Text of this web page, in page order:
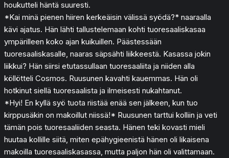
houkutteli häntä suuresti.
*Kai minä pienen hiiren kerkeäisin välissä syödä?* naaraalla
kävi ajatus. Hän lähti tallustelemaan kohti tuoresaaliskasaa
ympärilleen koko ajan kuikuillen. Päästessään
tuoresaaliskasalle, naaras säpsähti liikkeestä. Kasassa jokin
liikkui? Hän siirsi etutassullaan tuoresaaliita ja niiden alla
köllötteli Cosmos. Ruusunen kavahti kauemmas. Hän oli
hotkinut siellä tuoresaalista ja ilmeisesti nukahtanut.
*Hyi! En kyllä syö tuota riistää enää sen jälkeen, kun tuo
kirppusäkin on makoillut niissä!* Ruusunen tarttui kolliin ja veti
tämän pois tuoresaaliiden seasta. Hänen teki kovasti mieli
huutaa kollille siitä, miten epähygieenistä hänen oli likaisena
makoilla tuoresaaliskasassa, mutta paljon hän oli valittamaan.